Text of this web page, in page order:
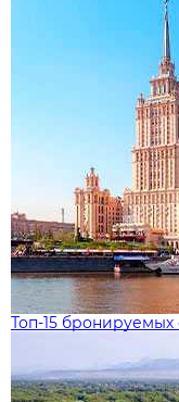
Топ-15